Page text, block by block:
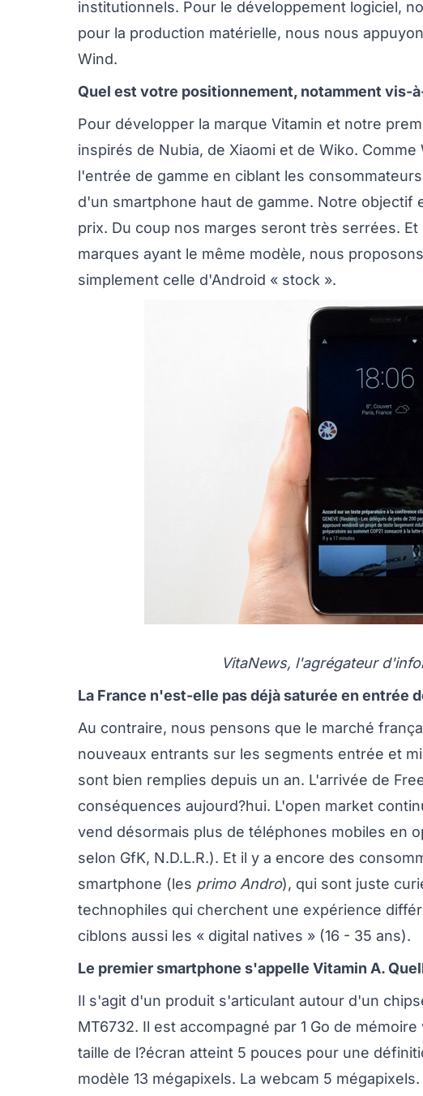
institutionnels. Pour le développement logiciel,
pour la production matérielle, nous nous
Wind.
Quel est votre positionnement, notamment vis-
Pour développer la marque Vitamin et notre
inspirés de Nubia, de Xiaomi et de Wiko.
l'entrée de gamme en ciblant les
d'un smartphone haut de gamme. Notre objectif
prix. Du coup nos marges seront très serrées.
marques ayant le même modèle, nous
simplement celle d'Android « stock ».
VitaNews, l'agrégateur
La France n'est-elle pas déjà saturée en entrée
Au contraire, nous pensons que le marché
nouveaux entrants sur les segments entrée et
sont bien remplies depuis un an. L'arrivée de
conséquences aujourd?hui. L'open market
vend désormais plus de téléphones mobiles en
selon GfK, N.D.L.R.). Et il y a encore des
smartphone (les primo Andro), qui sont juste
technophiles qui cherchent une expérience
ciblons aussi les « digital natives » (16 - 35 ans).
Le premier smartphone s'appelle Vitamin A.
Il s'agit d'un produit s'articulant autour d'un
MT6732. Il est accompagné par 1 Go de
taille de l?écran atteint 5 pouces pour une
modèle 13 mégapixels. La webcam 5